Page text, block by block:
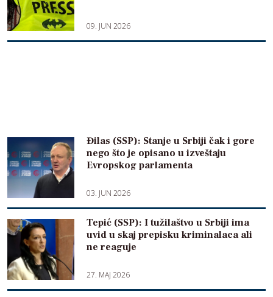
09. JUN 2026
Đilas (SSP): Stanje u Srbiji čak i gore
nego što je opisano u izveštaju
Evropskog parlamenta
03. JUN 2026
Tepić (SSP): I tužilaštvo u Srbiji ima
uvid u skaj prepisku kriminalaca ali
ne reaguje
27. MAJ 2026